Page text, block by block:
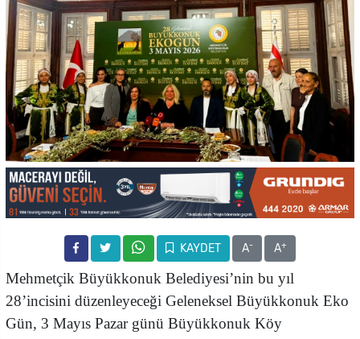
KAYDET A- A+
Mehmetçik Büyükkonuk Belediyesi’nin bu yıl
28’incisini düzenleyeceği Geleneksel Büyükkonuk Eko
Gün, 3 Mayıs Pazar günü Büyükkonuk Köy